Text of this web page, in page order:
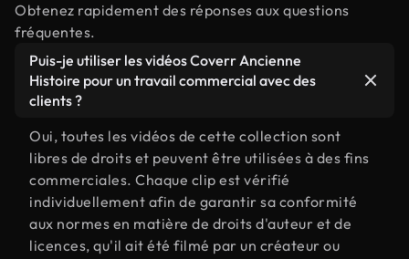
Obtenez rapidement des réponses aux questions
fréquentes.
Puis-je utiliser les vidéos Coverr Ancienne
Histoire pour un travail commercial avec des
clients ?
Oui, toutes les vidéos de cette collection sont
libres de droits et peuvent être utilisées à des fins
commerciales. Chaque clip est vérifié
individuellement afin de garantir sa conformité
aux normes en matière de droits d'auteur et de
licences, qu'il ait été filmé par un créateur ou